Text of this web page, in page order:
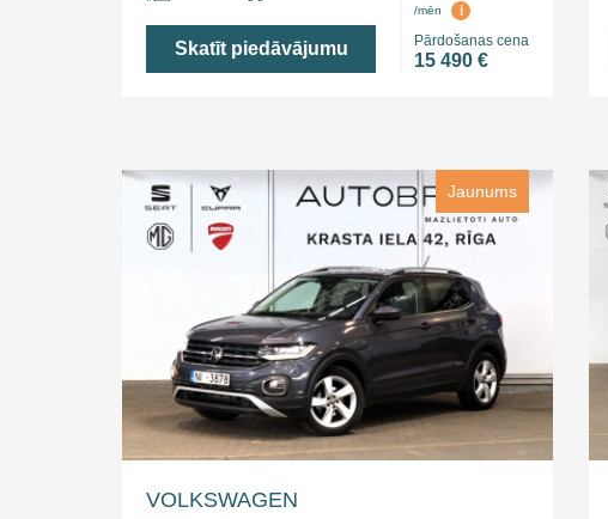
Skatīt piedāvājumu
/mēn
i
Pārdošanas cena
15 490 €
Jaunums
VOLKSWAGEN